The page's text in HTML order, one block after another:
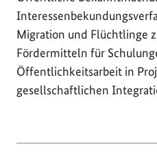
Migration und Flüchtlinge
Fördermitteln für
Öffentlichkeitsarbeit in
gesellschaftlichen